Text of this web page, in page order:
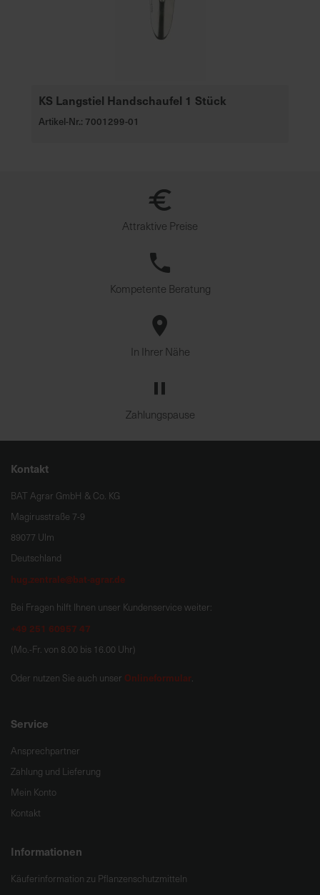
KS Langstiel Handschaufel 1 Stück
Artikel-Nr.: 7001299-01
Attraktive Preise
Kompetente Beratung
In Ihrer Nähe
Zahlungspause
Kontakt
BAT Agrar GmbH & Co. KG
Magirusstraße 7-9
89077 Ulm
Deutschland
hug.zentrale@bat-agrar.de
Bei Fragen hilft Ihnen unser Kundenservice weiter:
+49 251 60957 47
(Mo.-Fr. von 8.00 bis 16.00 Uhr)
Oder nutzen Sie auch unser Onlineformular.
Service
Ansprechpartner
Zahlung und Lieferung
Mein Konto
Kontakt
Informationen
Käuferinformation zu Pflanzenschutzmitteln